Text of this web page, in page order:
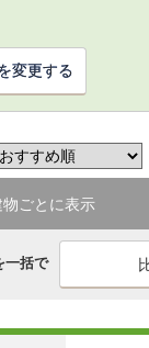
変更する
物ごとに表示
一括で